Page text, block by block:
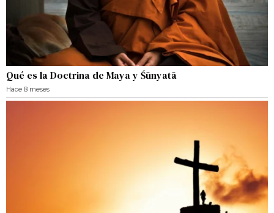
Qué es la Doctrina de Maya y Śūnyatā
Hace 8 meses